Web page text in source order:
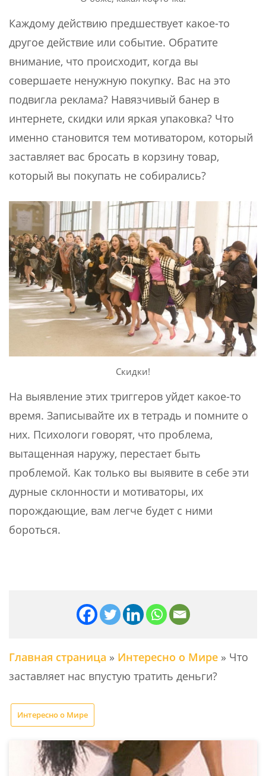
Каждому действию предшествует какое-то
другое действие или событие. Обратите
внимание, что происходит, когда вы
совершаете ненужную покупку. Вас на это
подвигла реклама? Навязчивый банер в
интернете, скидки или яркая упаковка? Что
именно становится тем мотиватором, который
заставляет вас бросать в корзину товар,
который вы покупать не собирались?
Скидки!
На выявление этих триггеров уйдет какое-то
время. Записывайте их в тетрадь и помните о
них. Психологи говорят, что проблема,
вытащенная наружу, перестает быть
проблемой. Как только вы выявите в себе эти
дурные склонности и мотиваторы, их
порождающие, вам легче будет с ними
бороться.
Главная страница » Интересно о Мире » Что
заставляет нас впустую тратить деньги?
Интересно о Мире